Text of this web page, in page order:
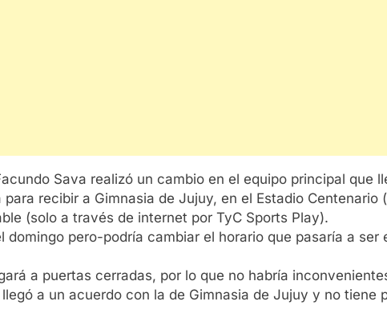
Sava realizó un cambio en el equipo principal
para recibir a Gimnasia de Jujuy, en el Estadio
(solo a través de internet por TyC Sports Play).
domingo pero-podría cambiar el horario que pasaría a
a puertas cerradas, por lo que no habría
a un acuerdo con la de Gimnasia de Jujuy y no